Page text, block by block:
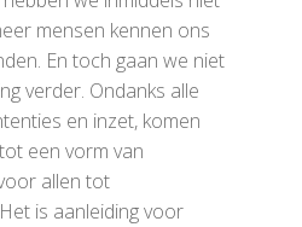
mensen kennen ons
En toch gaan we niet
verder. Ondanks alle
en inzet, komen
een vorm van
allen tot
is aanleiding voor